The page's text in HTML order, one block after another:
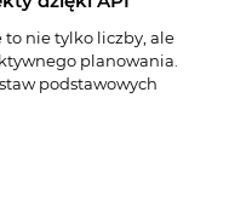
to nie tylko liczby, ale
planowania.
podstawowych